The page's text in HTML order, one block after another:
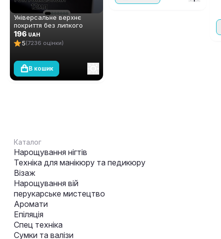
Універсальне верхнє
покриття без липкого
шару Global Fashion TOP-
Алмазний (топ/фініш), 12
мл
196 UAH
5(7236 оцінки)
В кошик
Каталог
Нарощування нігтів
Техніка для манікюру та педикюру
Візаж
Нарощування вій
перукарське мистецтво
Аромати
Епіляція
Спец техніка
Сумки та валізи